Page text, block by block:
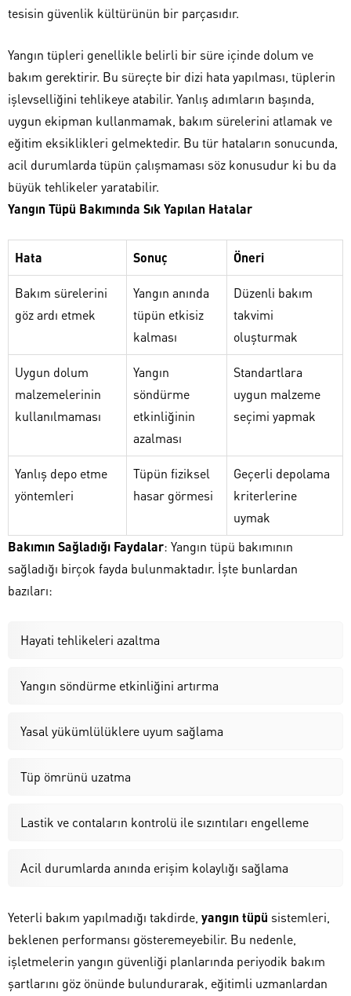
tesisin güvenlik kültürünün bir parçasıdır.
Yangın tüpleri genellikle belirli bir süre içinde dolum ve
bakım gerektirir. Bu süreçte bir dizi hata yapılması, tüplerin
işlevselliğini tehlikeye atabilir. Yanlış adımların başında,
uygun ekipman kullanmamak, bakım sürelerini atlamak ve
eğitim eksiklikleri gelmektedir. Bu tür hataların sonucunda,
acil durumlarda tüpün çalışmaması söz konusudur ki bu da
büyük tehlikeler yaratabilir.
Yangın Tüpü Bakımında Sık Yapılan Hatalar
Hata Sonuç Öneri
Bakım sürelerini
göz ardı etmek
Yangın anında
tüpün etkisiz
kalması
Düzenli bakım
takvimi
oluşturmak
Uygun dolum
malzemelerinin
kullanılmaması
Yangın
söndürme
etkinliğinin
azalması
Standartlara
uygun malzeme
seçimi yapmak
Yanlış depo etme
yöntemleri
Tüpün fiziksel
hasar görmesi
Geçerli depolama
kriterlerine
uymak
Bakımın Sağladığı Faydalar: Yangın tüpü bakımının
sağladığı birçok fayda bulunmaktadır. İşte bunlardan
bazıları:
Hayati tehlikeleri azaltma
Yangın söndürme etkinliğini artırma
Yasal yükümlülüklere uyum sağlama
Tüp ömrünü uzatma
Lastik ve contaların kontrolü ile sızıntıları engelleme
Acil durumlarda anında erişim kolaylığı sağlama
Yeterli bakım yapılmadığı takdirde, yangın tüpü sistemleri,
beklenen performansı gösteremeyebilir. Bu nedenle,
işletmelerin yangın güvenliği planlarında periyodik bakım
şartlarını göz önünde bulundurarak, eğitimli uzmanlardan